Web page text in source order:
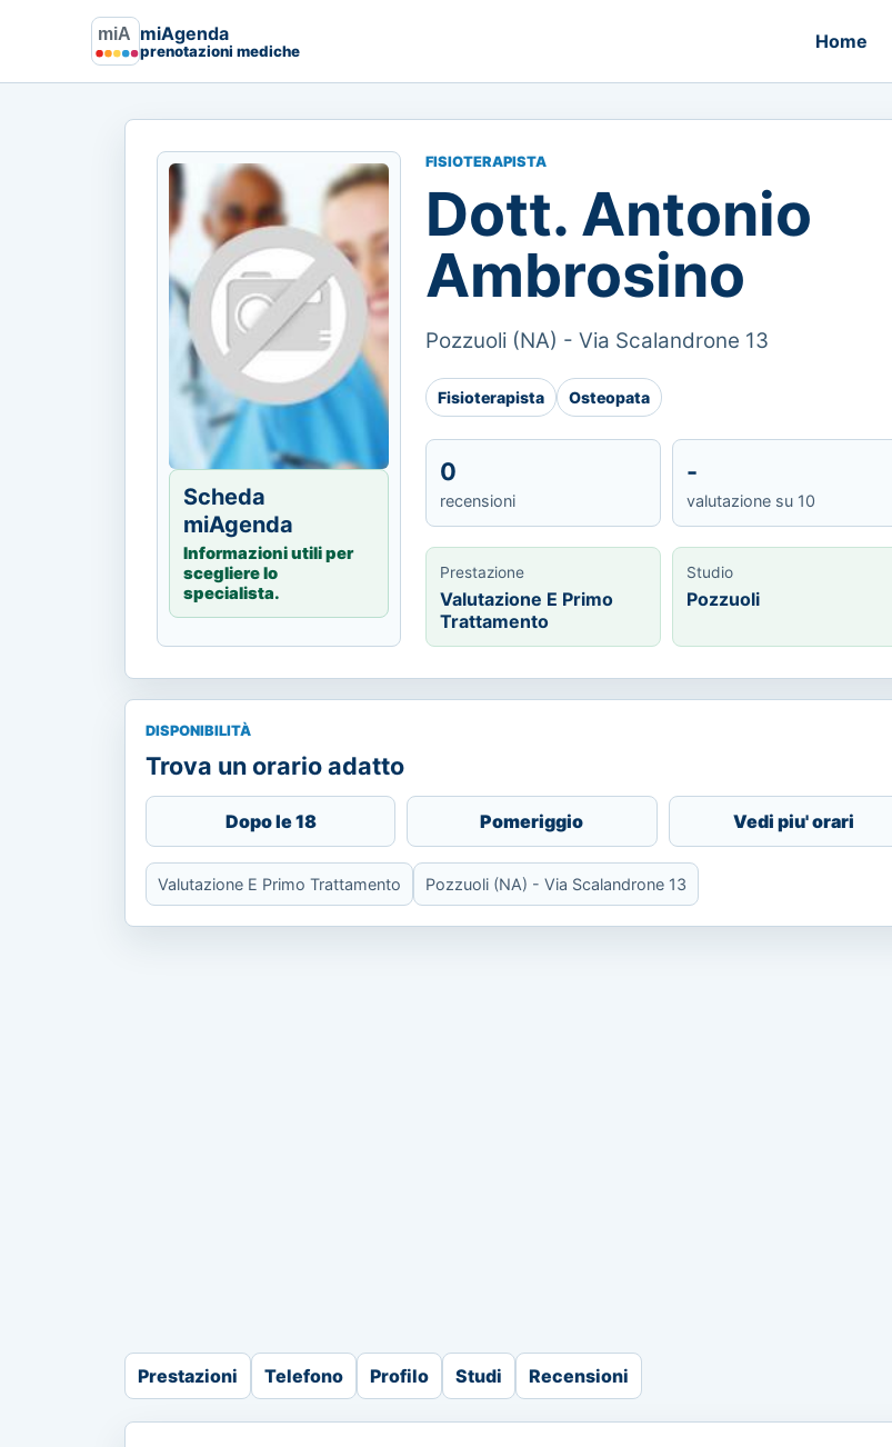
miAgenda
prenotazioni mediche Home
Scheda
miAgenda
Informazioni utili per
scegliere lo
specialista.
FISIOTERAPISTA
Dott. Antonio
Ambrosino
Pozzuoli (NA) - Via Scalandrone 13
Fisioterapista Osteopata
0
recensioni
-
valutazione su 10
Prestazione
Valutazione E Primo
Trattamento
Studio
Pozzuoli
DISPONIBILITÀ
Trova un orario adatto
Dopo le 18 Pomeriggio Vedi piu' orari
Valutazione E Primo Trattamento Pozzuoli (NA) - Via Scalandrone 13
Prestazioni Telefono Profilo Studi Recensioni